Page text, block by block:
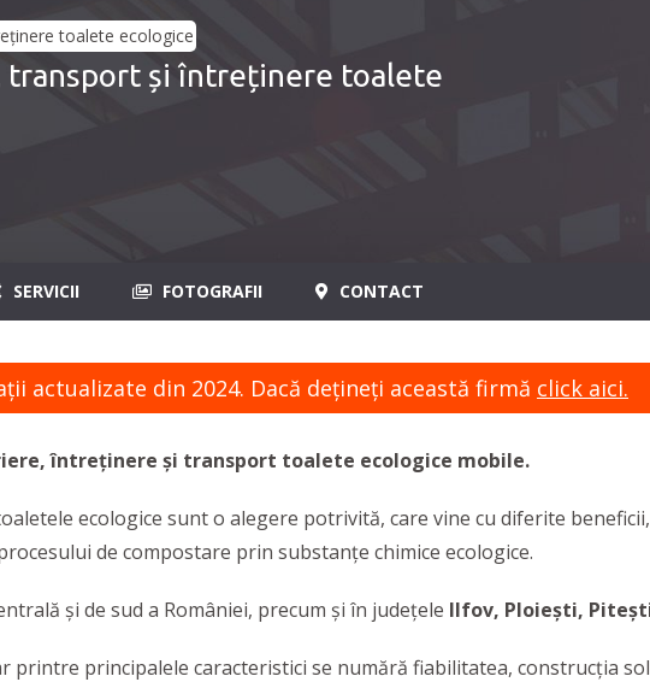
transport și întreținere toalete
SERVICII FOTOGRAFII CONTACT
actualizate din 2024. Dacă dețineți această firmă click aici.
întreținere și transport toalete ecologice mobile.
ecologice sunt o alegere potrivită, care vine cu diferite
de compostare prin substanțe chimice ecologice.
și de sud a României, precum și în județele Ilfov, Ploiești,
printre principalele caracteristici se numără fiabilitatea, construcția